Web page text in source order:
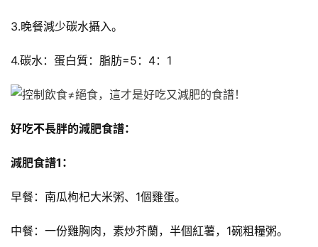
力
訓
肌
劃
瑜
3.晚餐減少碳水攝入。
4.碳水：蛋白質：脂肪=5：4：1
好吃不長胖的減肥食譜：
減肥食譜1：
早餐：南瓜枸杞大米粥、1個雞蛋。
中餐：一份雞胸肉，素炒芥蘭，半個紅薯，1碗粗糧粥。